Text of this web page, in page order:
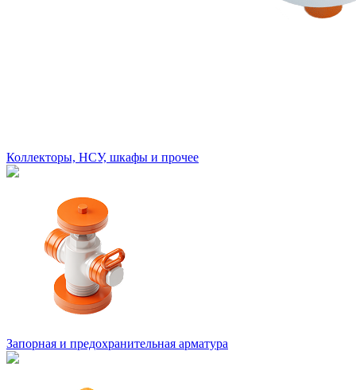
Коллекторы, НСУ, шкафы и прочее
Запорная и предохранительная арматура